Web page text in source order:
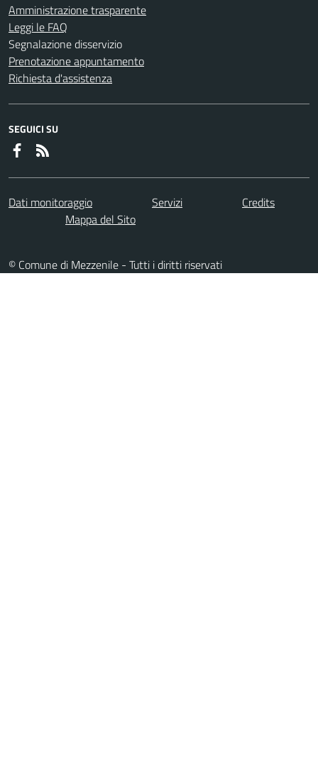
Amministrazione trasparente
Leggi le FAQ
Segnalazione disservizio
Prenotazione appuntamento
Richiesta d'assistenza
SEGUICI SU
Dati monitoraggio Servizi
Credits
Mappa del Sito
© Comune di Mezzenile - Tutti i diritti riservati